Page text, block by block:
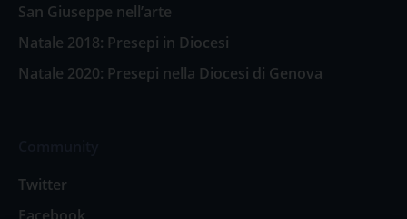
San Giuseppe nell’arte
Natale 2018: Presepi in Diocesi
Natale 2020: Presepi nella Diocesi di Genova
Twitter